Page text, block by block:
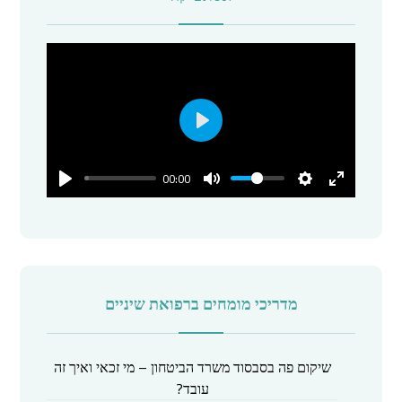
00:00
P
a
מדריכי מומחים ברפואת שיניים
שיקום פה בסבסוד משרד הביטחון – מי זכאי ואיך זה
עובד?